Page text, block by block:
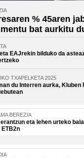
% 45aren
bat aurkitu
EAJrekin bilduko da
TXAPELKETA 2025
du Interren aurka, Kluben
BEREZIA
eta lehen urteko
ETB2n